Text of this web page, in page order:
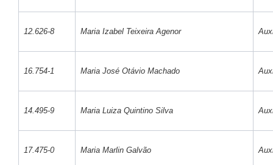
12.626-8 Maria Izabel Teixeira Agenor
16.754-1 Maria José Otávio Machado
14.495-9 Maria Luiza Quintino Silva
17.475-0 Maria Marlin Galvão